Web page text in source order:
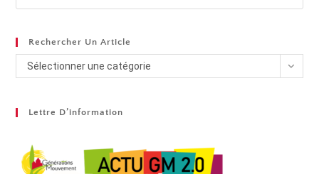
Rechercher Un Article
Sélectionner une catégorie
Lettre D’information